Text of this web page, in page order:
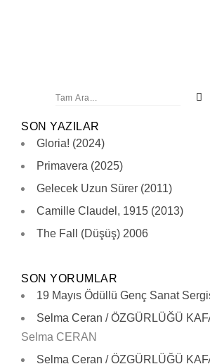
SON YAZILAR
Gloria! (2024)
Primavera (2025)
Gelecek Uzun Sürer (2011)
Camille Claudel, 1915 (2013)
The Fall (Düşüş) 2006
SON YORUMLAR
19 Mayıs Ödüllü Genç Sanat
Selma Ceran / ÖZGÜRLÜĞÜ
Selma CERAN
Selma Ceran / ÖZGÜRLÜĞÜ